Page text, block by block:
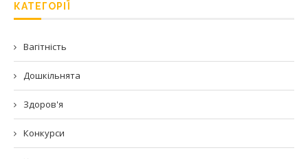
КАТЕГОРІЇ
Вагітність
Дошкільнята
Здоров'я
Конкурси